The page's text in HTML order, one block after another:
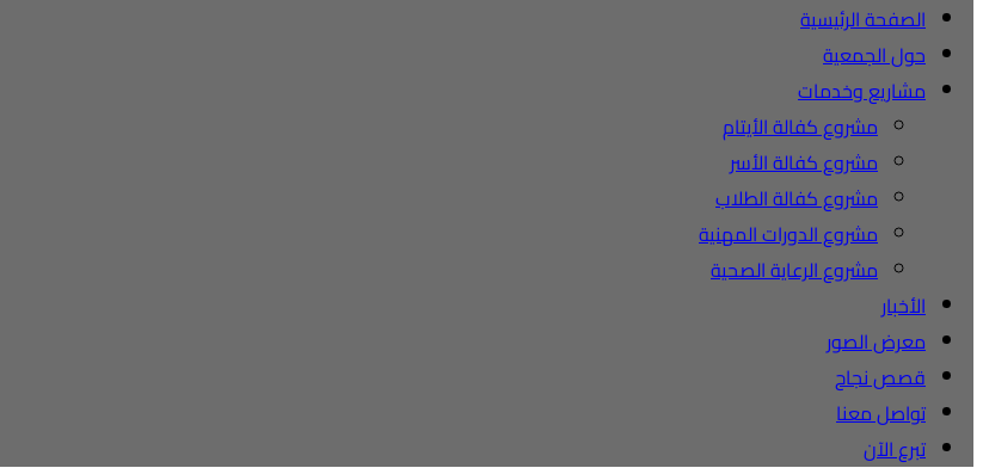
الصفحة الرئيسية
حول الجمعية
مشاريع وخدمات
مشروع كفالة الأيتام
مشروع كفالة الأسر
مشروع كفالة الطلاب
مشروع الدورات المهنية
مشروع الرعاية الصحية
الأخبار
معرض الصور
قصص نجاح
تواصل معنا
تبرع الآن